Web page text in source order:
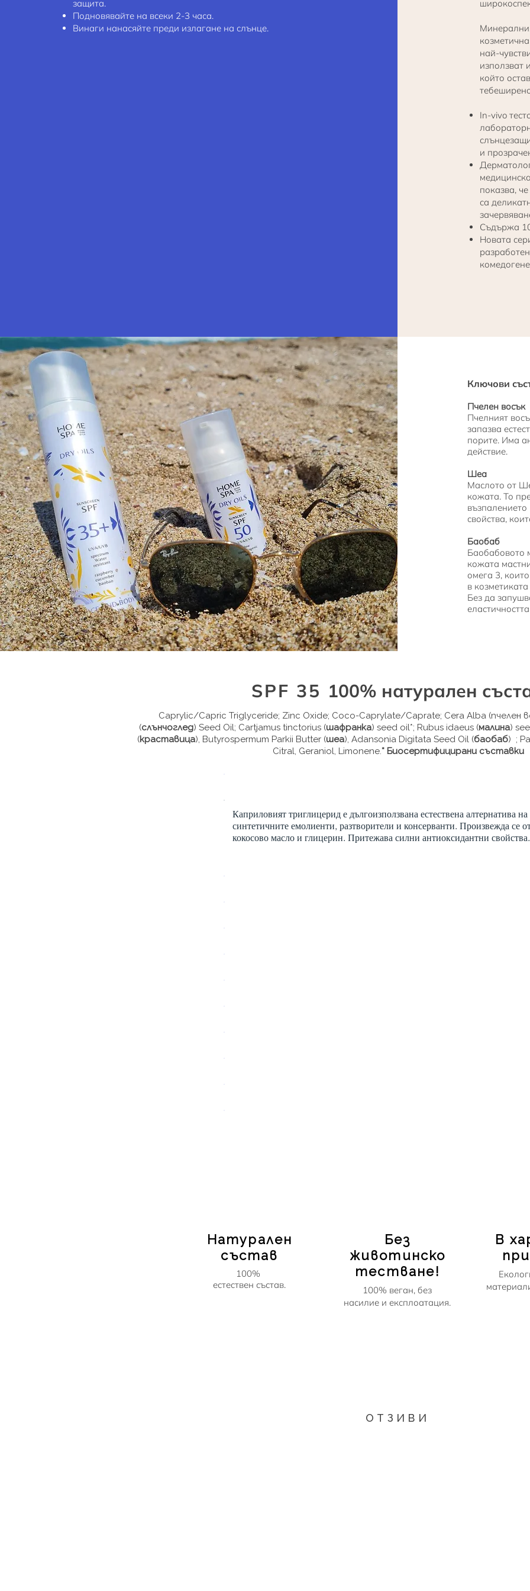
защита.
Подновявайте на всеки 2-3 часа.
Винаги нанасяйте преди излагане на слънце.
най-
използват
който
In-vivo
и
показва,
са
Съдържа
Новата
Ключови
Пчелен восък
Пчелният
запазва
порите. Има
действие.
Шеа
Маслото от
кожата. То
свойства,
Баобаб
Баобабовото
кожата
омега 3,
в
Без да
SPF 35 100% натурален
Caprylic/Capric Triglyceride; Zinc Oxide; Coco-Caprylate/Caprate; Cera Alba (пчелен
(слънчоглед) Seed Oil; Cartjamus tinctorius (шафранка) seed oil*; Rubus idaeus (малина)
(краставица), Butyrospermum Parkii Butter (шеа), Adansonia Digitata Seed Oil (баобаб) ;
Citral, Geraniol, Limonene.* Биосертифицирани съставки
Натурален
състав
100%
естествен състав.
Без
животинско
тестване!
100% веган, без
насилие и експлоатация.
В
Каприловият триглицерид е дългоизползвана естествена алтернатива на
синтетичните емолиенти, разтворители и консерванти. Произвежда се
кокосово масло и глицерин. Притежава силни антиоксидантни свойства.
ОТЗИВИ